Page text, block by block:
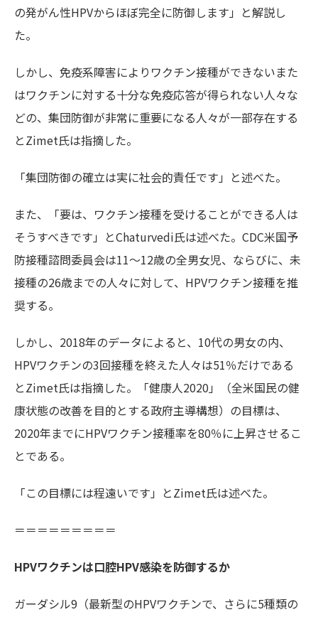
の発がん性HPVからほぼ完全に防御します」と解説し
た。
しかし、免疫系障害によりワクチン接種ができないまた
はワクチンに対する十分な免疫応答が得られない人々な
どの、集団防御が非常に重要になる人々が一部存在する
とZimet氏は指摘した。
「集団防御の確立は実に社会的責任です」と述べた。
また、「要は、ワクチン接種を受けることができる人は
そうすべきです」とChaturvedi氏は述べた。CDC米国予
防接種諮問委員会は11～12歳の全男女児、ならびに、未
接種の26歳までの人々に対して、HPVワクチン接種を推
奨する。
しかし、2018年のデータによると、10代の男女の内、
HPVワクチンの3回接種を終えた人々は51％だけである
とZimet氏は指摘した。「健康人2020」（全米国民の健
康状態の改善を目的とする政府主導構想）の目標は、
2020年までにHPVワクチン接種率を80％に上昇させるこ
とである。
「この目標には程遠いです」とZimet氏は述べた。
＝＝＝＝＝＝＝＝＝
HPVワクチンは口腔HPV感染を防御するか
ガーダシル9（最新型のHPVワクチンで、さらに5種類の